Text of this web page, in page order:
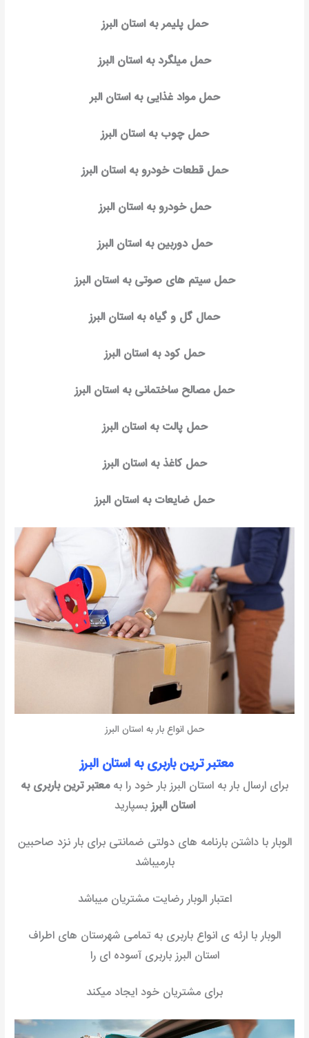
حمل پلیمر به استان البرز
حمل میلگرد به استان البرز
حمل مواد غذایی به استان البر
حمل چوب به استان البرز
حمل قطعات خودرو به استان البرز
حمل خودرو به استان البرز
حمل دوربین به استان البرز
حمل سیتم های صوتی به استان البرز
حمال گل و گیاه به استان البرز
حمل کود به استان البرز
حمل مصالح ساختمانی به استان البرز
حمل پالت به استان البرز
حمل کاغذ به استان البرز
حمل ضایعات به استان البرز
حمل انواع بار به استان البرز
معتبر ترین باربری به استان البرز
برای ارسال بار به استان البرز بار خود را بهمعتبر ترین باربری به
استان البرزبسپارید
الوبار با داشتن بارنامه های دولتی ضمانتی برای بار نزد صاحبین
بارمیباشد
اعتبار الوبار رضایت مشتریان میباشد
الوبار با ارئه ی انواع باربری به تمامی شهرستان های اطراف
استان البرز باربری آسوده ای را
برای مشتریان خود ایجاد میکند